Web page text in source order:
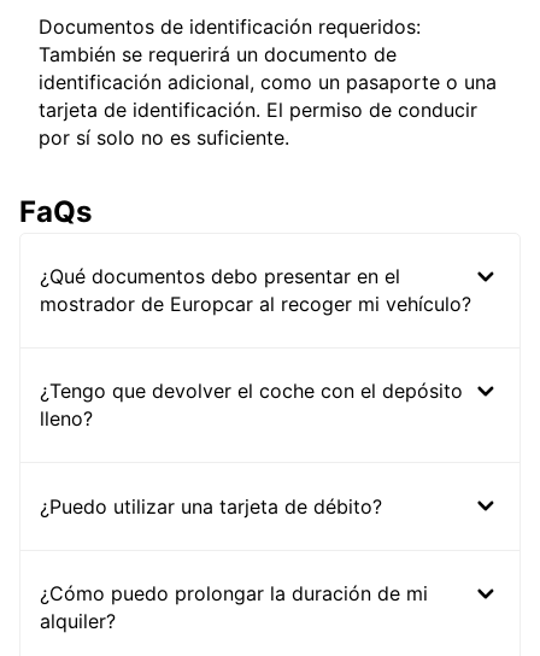
Documentos de identificación requeridos:
También se requerirá un documento de
identificación adicional, como un pasaporte o una
tarjeta de identificación. El permiso de conducir
por sí solo no es suficiente.
FaQs
¿Qué documentos debo presentar en el
mostrador de Europcar al recoger mi vehículo?
¿Tengo que devolver el coche con el depósito
lleno?
¿Puedo utilizar una tarjeta de débito?
¿Cómo puedo prolongar la duración de mi
alquiler?